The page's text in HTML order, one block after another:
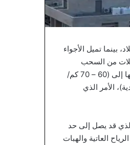
تميل الأجواء
من السحب
العالية في السماء، تتزامن مع هبوب رياح شمالية غربية نشطة، تتخللها هبات قوية قد تصل سرعتها إلى (60 – 70 كم/
الأمر الذي
قد يصل إلى حد
العاتية والهبات